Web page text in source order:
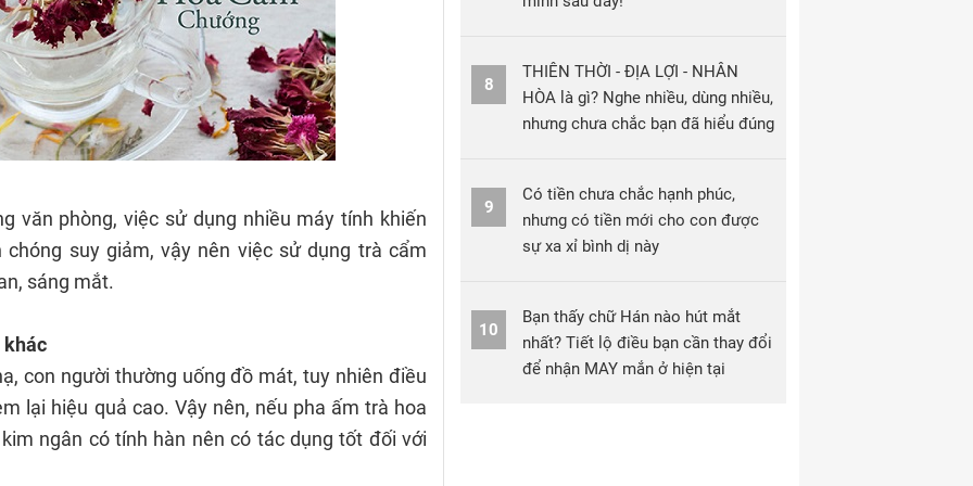
văn phòng, việc sử dụng nhiều máy tính khiến
suy giảm, vậy nên việc sử dụng trà cẩm
sáng mắt.
khác
con người thường uống đồ mát, tuy nhiên điều
lại hiệu quả cao. Vậy nên, nếu pha ấm trà hoa
ngân có tính hàn nên có tác dụng tốt đối với
8
THIÊN THỜI - ĐỊA LỢI - NHÂN
HÒA là gì? Nghe nhiều, dùng nhiều,
nhưng chưa chắc bạn đã hiểu đúng
9
Có tiền chưa chắc hạnh phúc,
nhưng có tiền mới cho con được
sự xa xỉ bình dị này
10
Bạn thấy chữ Hán nào hút mắt
nhất? Tiết lộ điều bạn cần thay đổi
để nhận MAY mắn ở hiện tại